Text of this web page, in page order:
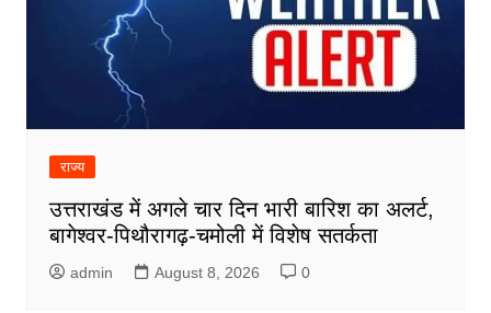
राज्य
उत्तराखंड में अगले चार दिन भारी बारिश का अलर्ट,
बागेश्वर-पिथौरागढ़-चमोली में विशेष सतर्कता
admin August 8, 2026 0